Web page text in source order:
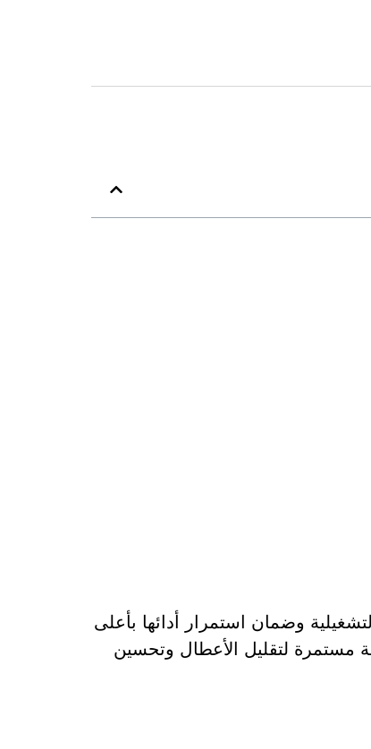
وضمان استمرار أدائها بأعلى
مستمرة لتقليل الأعطال وتحسين